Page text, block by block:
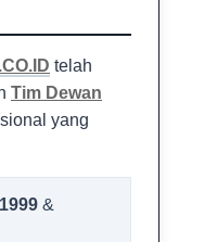
telah
Tim Dewan
yang
&